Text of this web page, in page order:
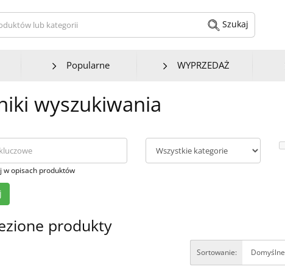
produktów lub kategorii Szukaj
Popularne WYPRZEDAŻ
wyszukiwania
w opisach produktów
produkty
Sortowanie: